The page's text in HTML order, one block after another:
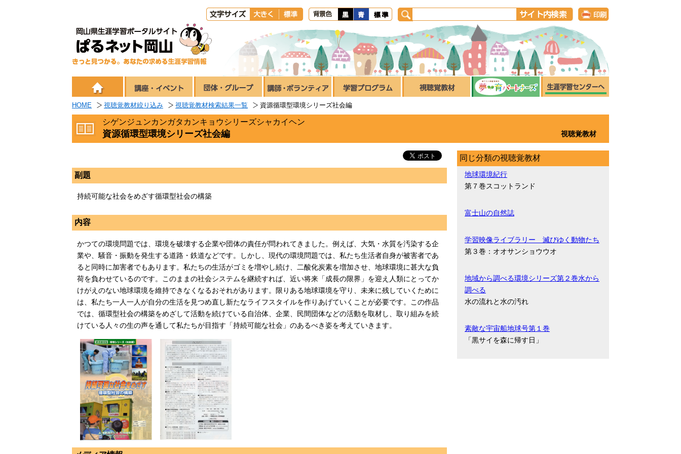
HOME 視聴覚教材絞り込み 視聴覚教材検索結果一覧 資源循環型環境シリーズ社会編
シゲンジュンカンガタカンキョウシリーズシャカイヘン
資源循環型環境シリーズ社会編 視聴覚教材
副題
持続可能な社会をめざす循環型社会の構築
内容
かつての環境問題では、環境を破壊する企業や団体の責任が問われてきました。例えば、大気・水質を汚染する企
業や、騒音・振動を発生する道路・鉄道などです。しかし、現代の環境問題では、私たち生活者自身が被害者であ
ると同時に加害者でもあります。私たちの生活がゴミを増やし続け、二酸化炭素を増加させ、地球環境に甚大な負
荷を負わせているのです。このままの社会システムを継続すれば、近い将来「成長の限界」を迎え人類にとってか
けがえのない地球環境を維持できなくなるおそれがあります。限りある地球環境を守り、未来に残していくために
は、私たち一人一人が自分の生活を見つめ直し新たなライフスタイルを作りあげていくことが必要です。この作品
では、循環型社会の構築をめざして活動を続けている自治体、企業、民間団体などの活動を取材し、取り組みを続
けている人々の生の声を通して私たちが目指す「持続可能な社会」のあるべき姿を考えていきます。
同じ分類の視聴覚教材
地球環境紀行
第７巻スコットランド
富士山の自然誌
学習映像ライブラリー 滅びゆく動物たち
第３巻：オオサンショウウオ
地域から調べる環境シリーズ第２巻水から
調べる
水の流れと水の汚れ
素敵な宇宙船地球号第１巻
「黒サイを森に帰す日」